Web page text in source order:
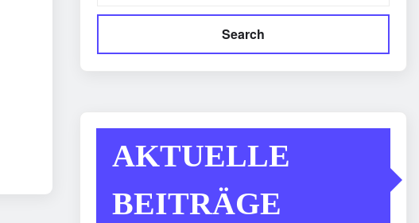
Search
AKTUELLE
BEITRÄGE